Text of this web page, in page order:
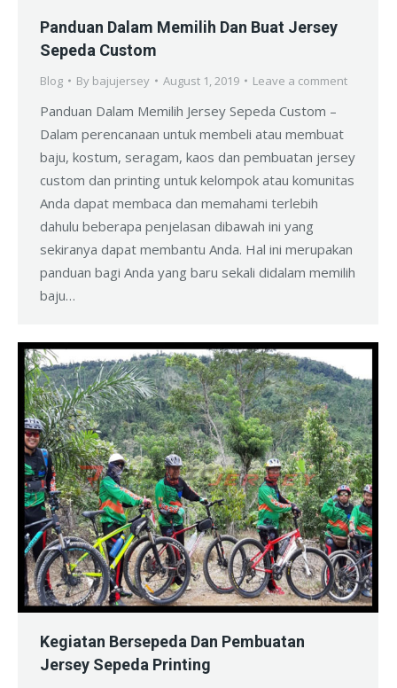
Panduan Dalam Memilih Dan Buat Jersey
Sepeda Custom
Blog By bajujersey August 1, 2019 Leave a comment
Panduan Dalam Memilih Jersey Sepeda Custom –
Dalam perencanaan untuk membeli atau membuat
baju, kostum, seragam, kaos dan pembuatan jersey
custom dan printing untuk kelompok atau komunitas
Anda dapat membaca dan memahami terlebih
dahulu beberapa penjelasan dibawah ini yang
sekiranya dapat membantu Anda. Hal ini merupakan
panduan bagi Anda yang baru sekali didalam memilih
baju…
Kegiatan Bersepeda Dan Pembuatan
Jersey Sepeda Printing